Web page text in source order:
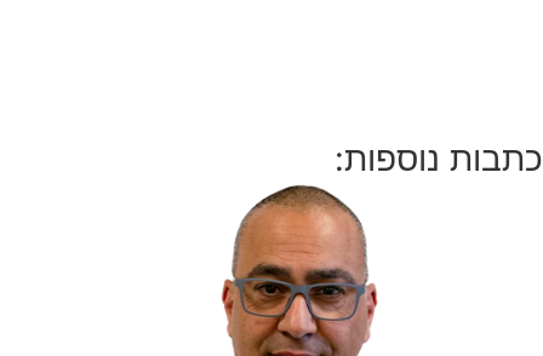
כתבות נוספות: